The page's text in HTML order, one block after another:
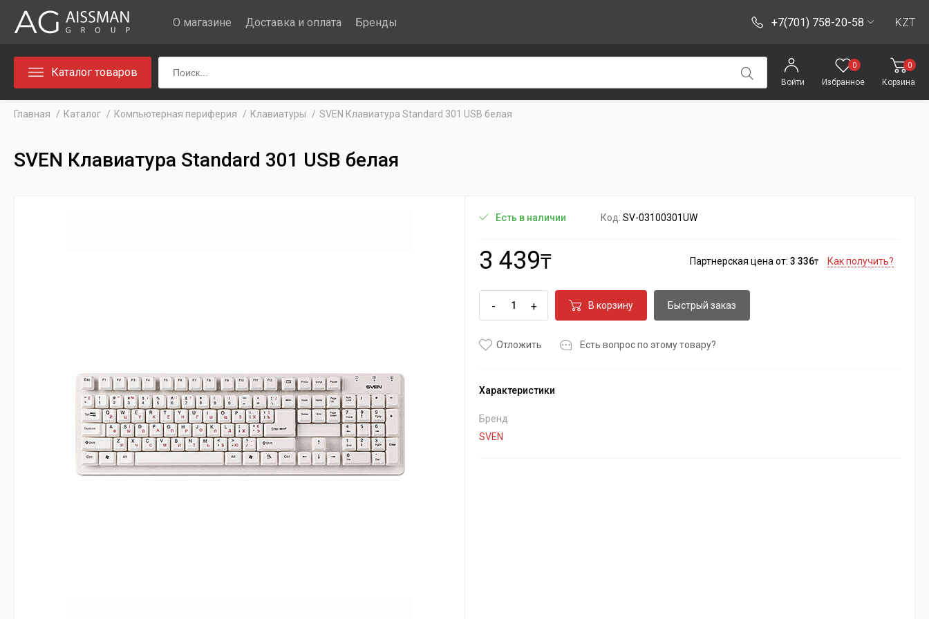
О магазине Доставка и оплата Бренды +7(701) 758-20-58 KZT
Каталог товаров
Войти
0
Избранное
0
Корзина
Главная Каталог Компьютерная периферия Клавиатуры SVEN Клавиатура Standard 301 USB белая
SVEN Клавиатура Standard 301 USB белая
Есть в наличии Код: SV-03100301UW
3 439₸ Партнерская цена от: 3 336₸ Как получить?
- + В корзину Быстрый заказ
Отложить Есть вопрос по этому товару?
Характеристики
Бренд
SVEN